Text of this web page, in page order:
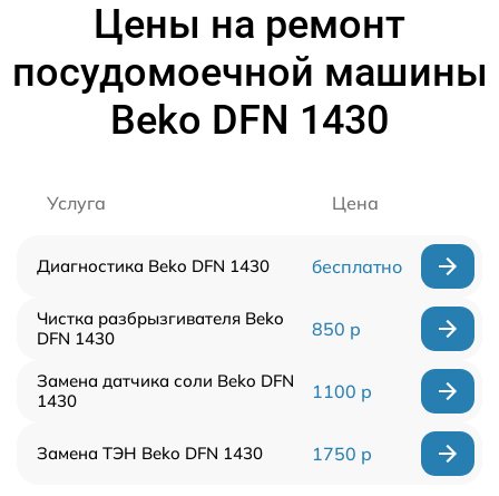
Цены на ремонт
посудомоечной машины
Beko DFN 1430
Услуга Цена
Диагностика Beko DFN 1430 бесплатно
Чистка разбрызгивателя Beko
DFN 1430
850 р
Замена датчика соли Beko DFN
1430
1100 р
Замена ТЭН Beko DFN 1430 1750 р